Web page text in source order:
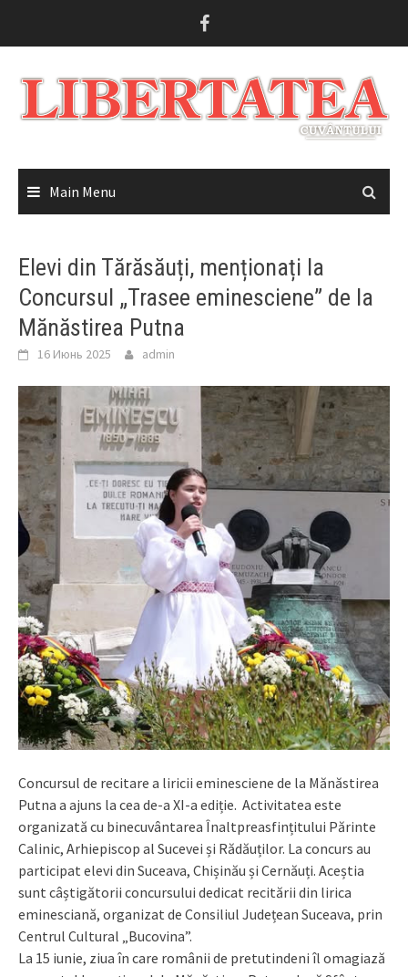
Main Menu
Elevi din Tărăsăuți, menționați la
Concursul „Trasee eminesciene” de la
Mănăstirea Putna
16 Июнь 2025 admin
Concursul de recitare a liricii eminesciene de la Mănăstirea
Putna a ajuns la cea de-a XI-a ediție. Activitatea este
organizată cu binecuvântarea Înaltpreasfințitului Părinte
Calinic, Arhiepiscop al Sucevei și Rădăuților. La concurs au
participat elevi din Suceava, Chișinău și Cernăuți. Aceștia
sunt câștigătorii concursului dedicat recitării din lirica
eminesciană, organizat de Consiliul Județean Suceava, prin
Centrul Cultural „Bucovina”.
La 15 iunie, ziua în care românii de pretutindeni îl omagiază